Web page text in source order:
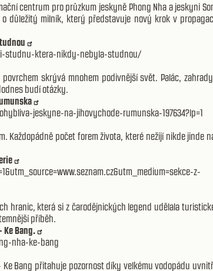
centrum pro průzkum jeskyně Phong Nha a jeskyni
důležitý milník, který představuje nový krok v
studnu-ktera-nikdy-nebyla-studnou/
skrývá mnohem podivnější svět. Palác,
budí otázky.
jeskyne-na-jihovychode-rumunska-197634?lp=1
Každopádně počet forem života, které nežijí nikde jinde
z-
hranic, která si z čarodějnických legend udělala
příběh.
Bang.
nha-ke-bang
Bang přitahuje pozornost díky velkému vodopádu